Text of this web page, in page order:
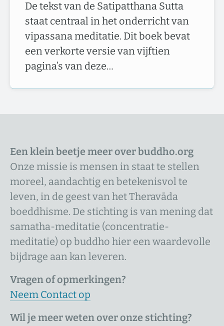
De tekst van de Satipatthana Sutta
staat centraal in het onderricht van
vipassana meditatie. Dit boek bevat
een verkorte versie van vijftien
pagina’s van deze…
Een klein beetje meer over buddho.org
Onze missie is mensen in staat te stellen
moreel, aandachtig en betekenisvol te
leven, in de geest van het Theravāda
boeddhisme. De stichting is van mening dat
samatha-meditatie (concentratie-
meditatie) op buddho hier een waardevolle
bijdrage aan kan leveren.
Vragen of opmerkingen?
Neem Contact op
Wil je meer weten over onze stichting?